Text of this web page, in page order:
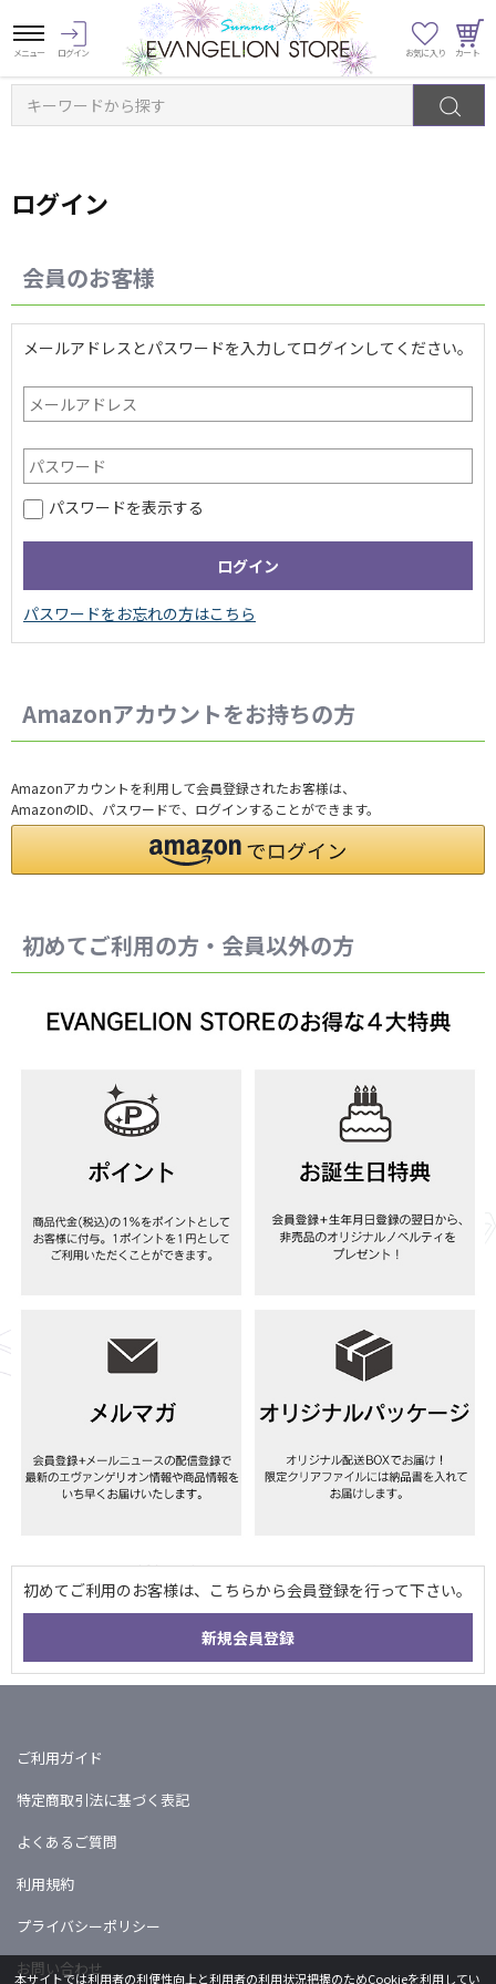
キーワードから探す
ログイン
会員のお客様
メールアドレスとパスワードを入力してログインしてください。
パスワードを表示する
Amazonアカウントをお持ちの方
Amazonアカウントを利用して会員登録されたお客様は、
AmazonのID、パスワードで、ログインすることができます。
初めてご利用の方・会員以外の方
ご利用ガイド
特定商取引法に基づく表記
よくあるご質問
利用規約
プライバシーポリシー
お問い合わせ
本サイトでは利用者の利便性向上と利用者の利用状況把握のためCookieを利用してい